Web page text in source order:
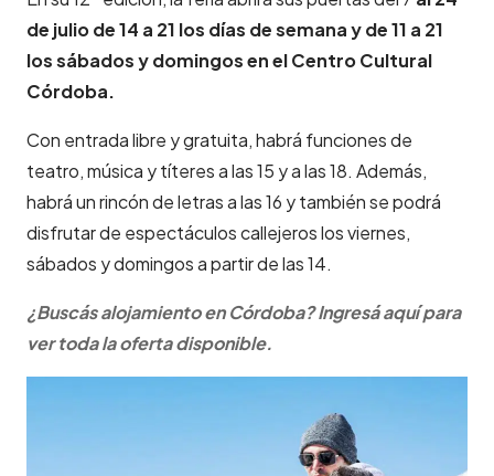
de julio de 14 a 21 los días de semana y de 11 a 21
los sábados y domingos en el Centro Cultural
Córdoba.
Con entrada libre y gratuita, habrá funciones de
teatro, música y títeres a las 15 y a las 18. Además,
habrá un rincón de letras a las 16 y también se podrá
disfrutar de espectáculos callejeros los viernes,
sábados y domingos a partir de las 14.
¿Buscás alojamiento en Córdoba? Ingresá aquí para
ver toda la oferta disponible.